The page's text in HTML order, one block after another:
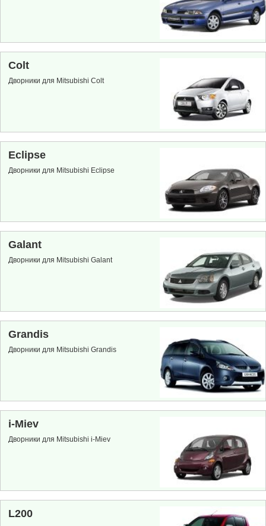
Colt
Дворники для Mitsubishi Colt
Eclipse
Дворники для Mitsubishi Eclipse
Galant
Дворники для Mitsubishi Galant
Grandis
Дворники для Mitsubishi Grandis
i-Miev
Дворники для Mitsubishi i-Miev
L200